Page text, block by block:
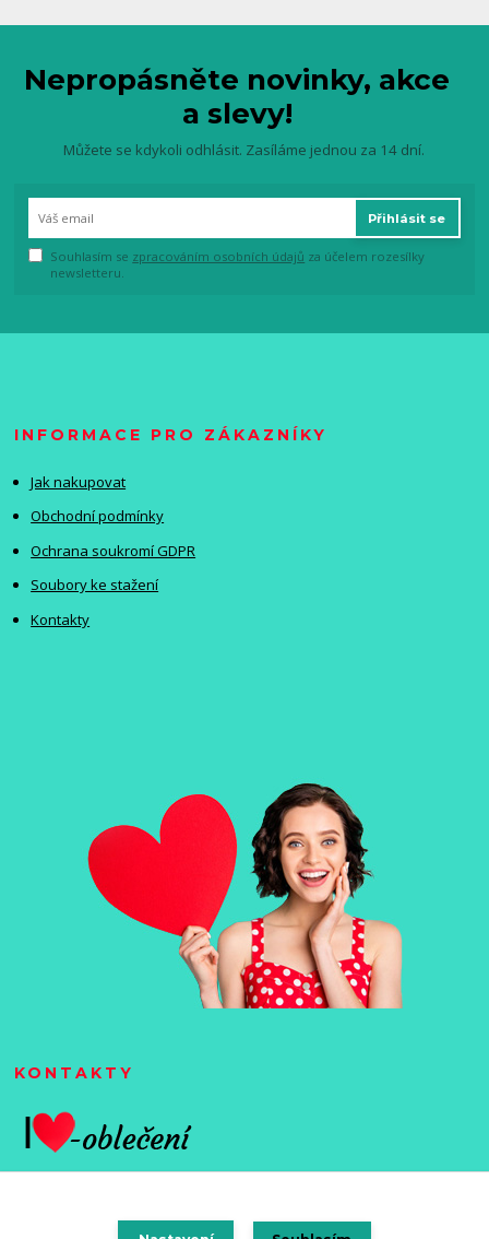
Nepropásněte novinky, akce
a slevy!
Můžete se kdykoli odhlásit. Zasíláme jednou za 14 dní.
Přihlásit se
Souhlasím se zpracováním osobních údajů za účelem rozesílky
newsletteru.
INFORMACE PRO ZÁKAZNÍKY
Jak nakupovat
Obchodní podmínky
Ochrana soukromí GDPR
Soubory ke stažení
Kontakty
KONTAKTY